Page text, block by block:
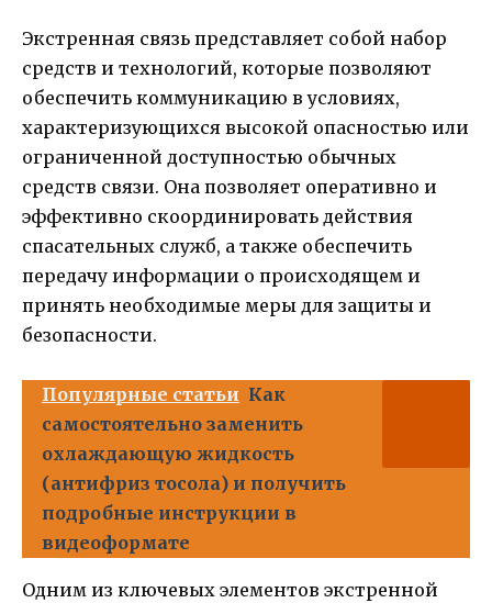
Экстренная связь представляет собой набор
средств и технологий, которые позволяют
обеспечить коммуникацию в условиях,
характеризующихся высокой опасностью или
ограниченной доступностью обычных
средств связи. Она позволяет оперативно и
эффективно скоординировать действия
спасательных служб, а также обеспечить
передачу информации о происходящем и
принять необходимые меры для защиты и
безопасности.
Популярные статьи Как
самостоятельно заменить
охлаждающую жидкость
(антифриз тосола) и получить
подробные инструкции в
видеоформате
Одним из ключевых элементов экстренной